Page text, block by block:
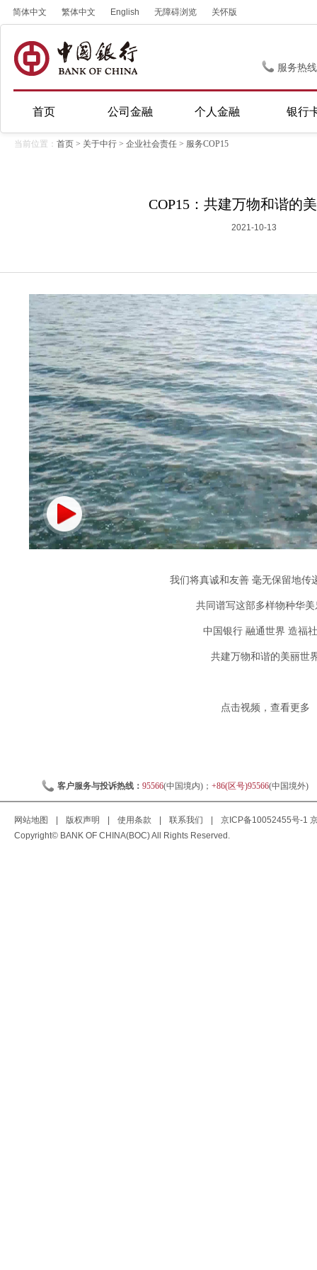
简体中文 繁体中文 English 无障碍浏览 关怀版
服务热
首页 公司金融 个人金融 银行
当前位置： 首页 > 关于中行 > 企业社会责任 > 服务COP15
COP15：共建万物和谐的
2021-10-13
我们将真诚和友善 毫无保留地传
共同谱写这部多样物种华
中国银行 融通世界 造福
共建万物和谐的美丽世
点击视频，查看更多
客户服务与投诉热线： 95566(中国境内)； +86(区号)95566(中国境外)
网站地图 版权声明 使用条款 联系我们 京ICP备10052455号-1
Copyright© BANK OF CHINA(BOC) All Rights Reserved.